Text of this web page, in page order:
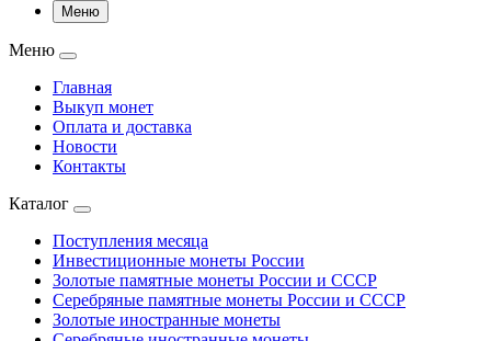
Меню
Меню
Главная
Выкуп монет
Оплата и доставка
Новости
Контакты
Каталог
Поступления месяца
Инвестиционные монеты России
Золотые памятные монеты России и СССР
Серебряные памятные монеты России и СССР
Золотые иностранные монеты